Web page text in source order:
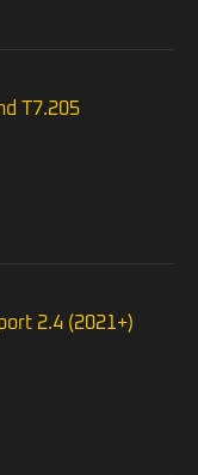
T7.205
2.4 (2021+)